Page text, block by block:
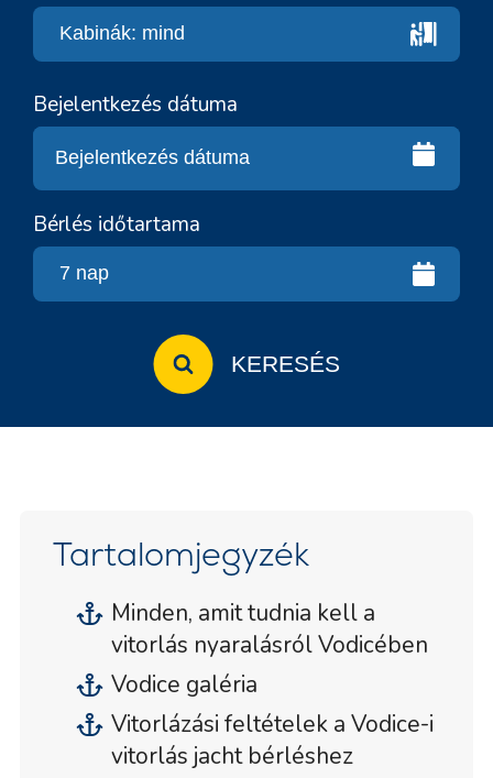
Bejelentkezés dátuma
Bérlés időtartama
KERESÉS
Tartalomjegyzék
Minden, amit tudnia kell a
vitorlás nyaralásról Vodicében
Vodice galéria
Vitorlázási feltételek a Vodice-i
vitorlás jacht bérléshez